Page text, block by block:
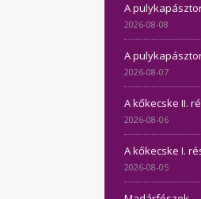
A
2026-08-08
A
2026-08-07
A kőkecske II.
2026-08-06
A kőkecske I.
2026-08-05